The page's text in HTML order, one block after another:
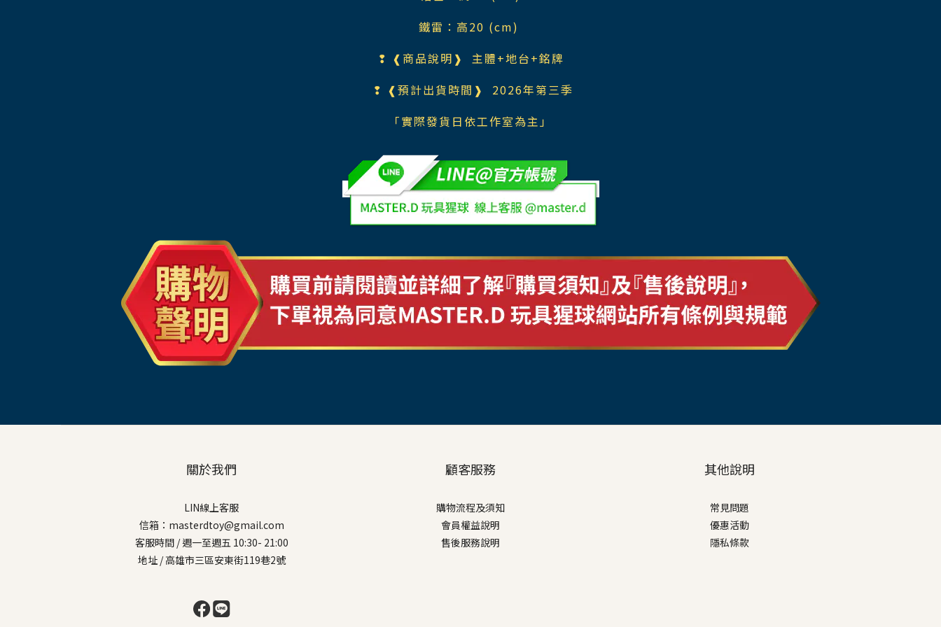
鐵雷：高20 (cm)
❢ ❰商品說明❱ 主體+地台+銘牌
❢ ❰預計出貨時間❱ 2026年第三季
「實際發貨日依工作室為主」
關於我們
LIN線上客服
信箱：masterdtoy@gmail.com
客服時間 / 週一至週五 10:30- 21:00
地址 / 高雄市三區安東街119巷2號
顧客服務
購物流程及須知
會員權益說明
售後服務說明
其他說明
常見問題
優惠活動
隱私條款